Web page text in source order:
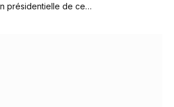
présidentielle de ce…